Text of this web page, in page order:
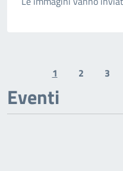
Previous page
1 2 3
Eventi